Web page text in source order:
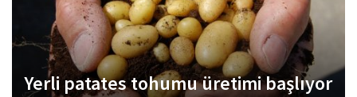
Yerli patates tohumu üretimi başlıyor